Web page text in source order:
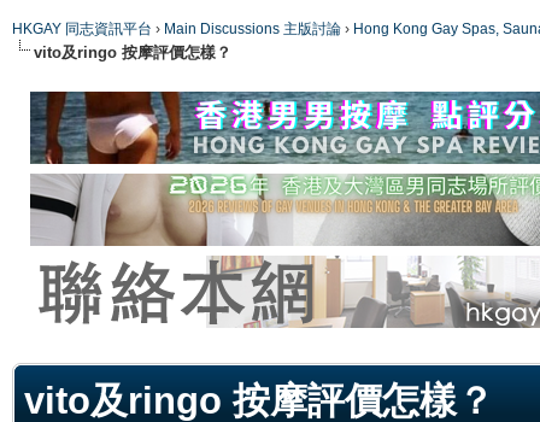
HKGAY 同志資訊平台 › Main Discussions 主版討論 › Hong Kong Gay Spas,
vito及ringo 按摩評價怎樣？
vito及ringo 按摩評價怎樣？